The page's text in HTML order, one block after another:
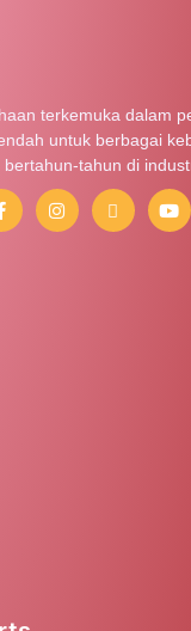
terkemuka dalam
untuk berbagai
tahun di